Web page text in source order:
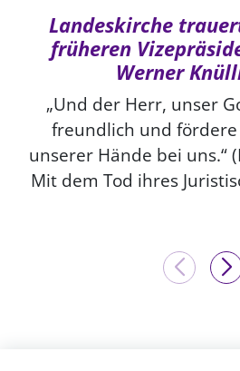
Landeskirche
früheren
Werner
„Und der Herr, unser
freundlich und fördere
unserer Hände bei uns.“
Mit dem Tod ihres